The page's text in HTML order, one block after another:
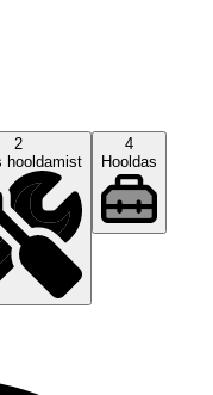
2
hooldamist
4
Hooldas